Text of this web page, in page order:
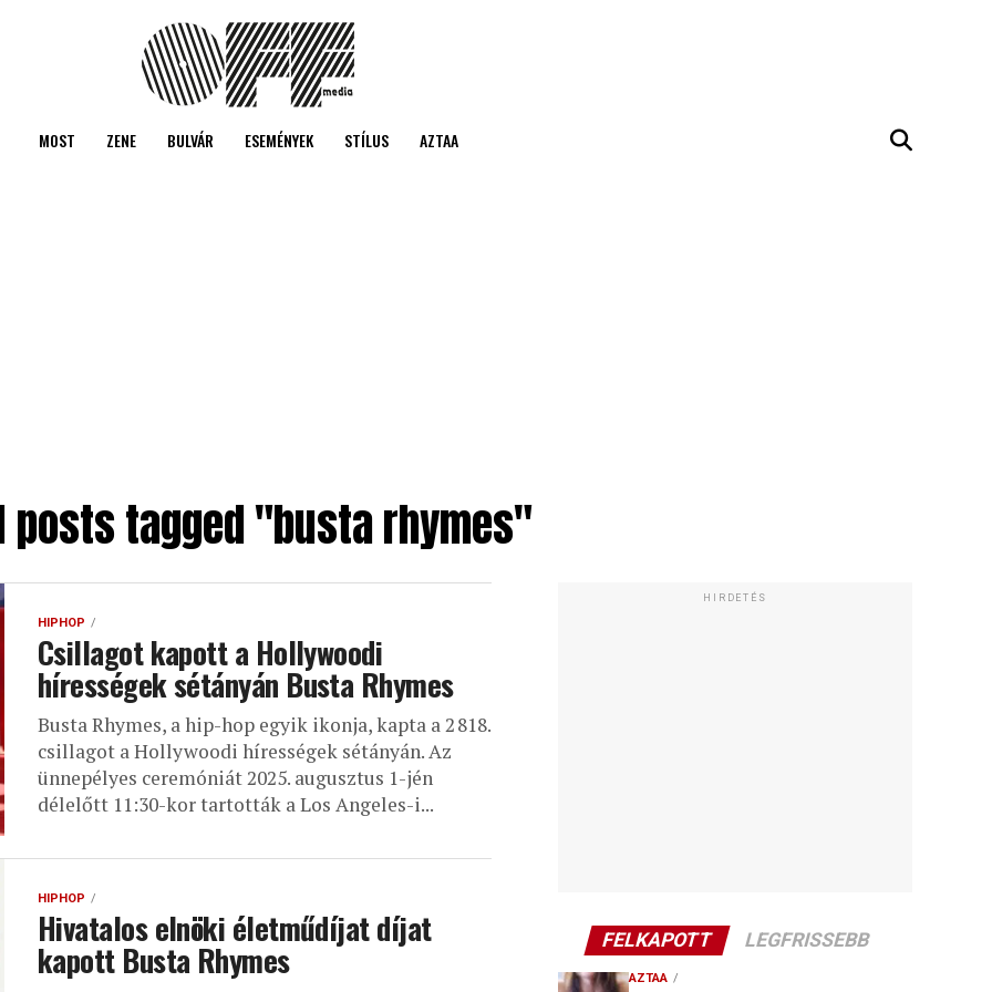
MOST ZENE BULVÁR ESEMÉNYEK STÍLUS AZTAA
posts tagged "busta rhymes"
HIPHOP
Csillagot kapott a Hollywoodi
hírességek sétányán Busta Rhymes
Busta Rhymes, a hip-hop egyik ikonja, kapta a 2 818.
csillagot a Hollywoodi hírességek sétányán. Az
ünnepélyes ceremóniát 2025. augusztus 1-jén
délelőtt 11:30-kor tartották a Los Angeles-i...
HIPHOP
Hivatalos elnöki életműdíjat díjat
kapott Busta Rhymes
HIRDETÉS
FELKAPOTT LEGFRISSEBB
AZTAA